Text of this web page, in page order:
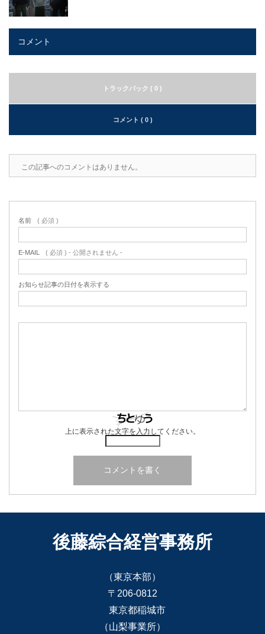
コメント
トラックバック ( 0 )
コメント ( 0 )
この記事へのコメントはありません。
名前 ( 必須 )
E-MAIL ( 必須 ) - 公開されません -
お知らせ記事の日付を表示する
上に表示された文字を入力してください。
後藤綜合経営事務所
（東京本部）
〒206-0812
東京都稲城市
（山梨事業所）